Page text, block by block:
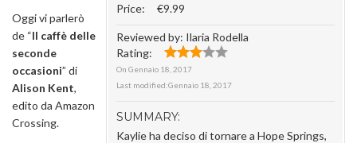
Price:
€9.99
Reviewed by: Ilaria Rodella
Rating:
On Gennaio 18, 2017
Last modified:Gennaio 18, 2017
SUMMARY:
Kaylie ha deciso di tornare a Hope Springs,
Oggi vi parlerò
de “Il caffè delle
seconde
occasioni” di
Alison Kent,
edito da Amazon
Crossing.